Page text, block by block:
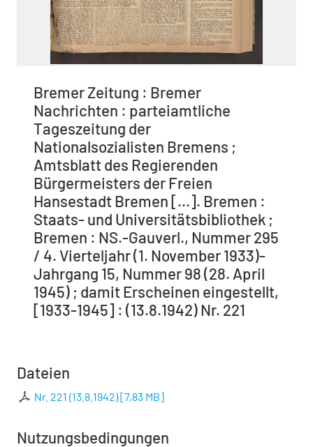
Bremer Zeitung : Bremer
Nachrichten : parteiamtliche
Tageszeitung der
Nationalsozialisten Bremens ;
Amtsblatt des Regierenden
Bürgermeisters der Freien
Hansestadt Bremen [...]. Bremen :
Staats- und Universitätsbibliothek ;
Bremen : NS.-Gauverl., Nummer 295
/ 4. Vierteljahr (1. November 1933)-
Jahrgang 15, Nummer 98 (28. April
1945) ; damit Erscheinen eingestellt,
[1933-1945] : (13.8.1942) Nr. 221
Dateien
Nr. 221 (13.8.1942)[7,83 MB]
Nutzungsbedingungen